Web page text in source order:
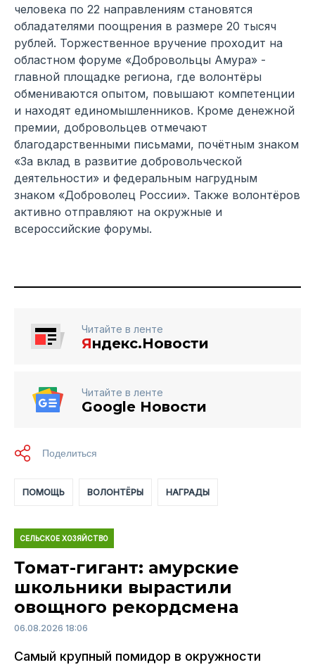
человека по 22 направлениям становятся
обладателями поощрения в размере 20 тысяч
рублей. Торжественное вручение проходит на
областном форуме «Добровольцы Амура» -
главной площадке региона, где волонтёры
обмениваются опытом, повышают компетенции
и находят единомышленников. Кроме денежной
премии, добровольцев отмечают
благодарственными письмами, почётным знаком
«За вклад в развитие добровольческой
деятельности» и федеральным нагрудным
знаком «Доброволец России». Также волонтёров
активно отправляют на окружные и
всероссийские форумы.
Читайте в ленте
Яндекс.Новости
Читайте в ленте
Google Новости
ПОМОЩЬ ВОЛОНТЁРЫ НАГРАДЫ
СЕЛЬСКОЕ ХОЗЯЙСТВО
Томат-гигант: амурские
школьники вырастили
овощного рекордсмена
06.08.2026 18:06
Самый крупный помидор в окружности